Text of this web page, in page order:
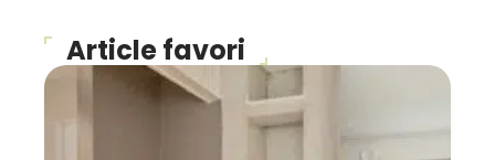
Article favori